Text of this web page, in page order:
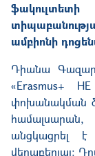
ամբիոնի
Դիանա
«Erasmus+
փոխանակման
անցկացրել է
վերաբերյալ։